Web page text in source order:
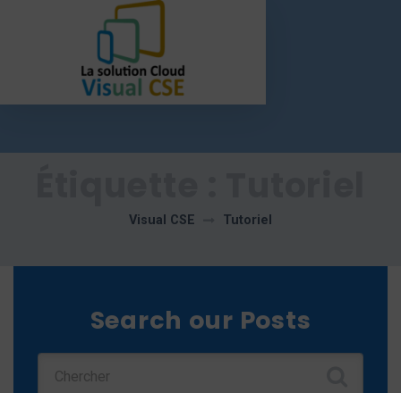
Visual CSE Tutoriel
Search our Posts